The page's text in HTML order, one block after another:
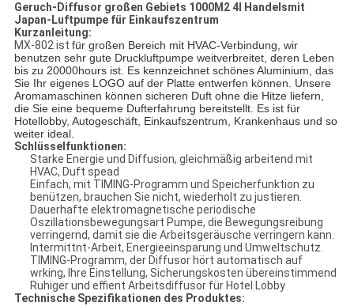
Geruch-Diffusor großen Gebiets 1000M2 4l Handelsmit
Japan-Luftpumpe für Einkaufszentrum
Kurzanleitung:
MX-802 ist für großen Bereich mit HVAC-Verbindung, wir
benutzen sehr gute Druckluftpumpe weitverbreitet, deren Leben
bis zu 20000hours ist. Es kennzeichnet schönes Aluminium, das
Sie Ihr eigenes LOGO auf der Platte entwerfen können. Unsere
Aromamaschinen können sicheren Duft ohne die Hitze liefern,
die Sie eine bequeme Dufterfahrung bereitstellt. Es ist für
Hotellobby, Autogeschäft, Einkaufszentrum, Krankenhaus und so
weiter ideal.
Schlüsselfunktionen:
Starke Energie und Diffusion, gleichmäßig arbeitend mit
HVAC, Duft spead
Einfach, mit TIMING-Programm und Speicherfunktion zu
benützen, brauchen Sie nicht, wiederholt zu justieren.
Dauerhafte elektromagnetische periodische
Oszillationsbewegungsart Pumpe, die Bewegungsreibung
verringernd, damit sie die Arbeitsgeräusche verringern kann.
Intermittnt-Arbeit, Energieeinsparung und Umweltschutz.
TIMING-Programm, der Diffusor hört automatisch auf
wrking, Ihre Einstellung, Sicherungskosten übereinstimmend
Ruhiger und effient Arbeitsdiffusor für Hotel Lobby
Technische Spezifikationen des Produktes: